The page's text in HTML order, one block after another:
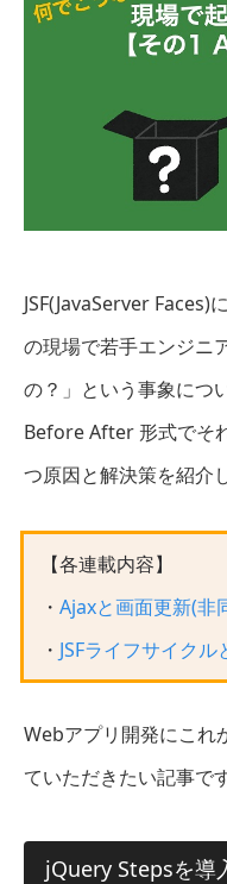
JSF(JavaServer
の現場で若手エンジニ
の？」という事象につ
Before After 形式でそ
つ原因と解決策を紹介
【各連載内容】
・ Ajaxと画面更新(非
・ JSFライフサイク
Webアプリ開発にこれ
ていただきたい記事です
jQuery Stepsを導